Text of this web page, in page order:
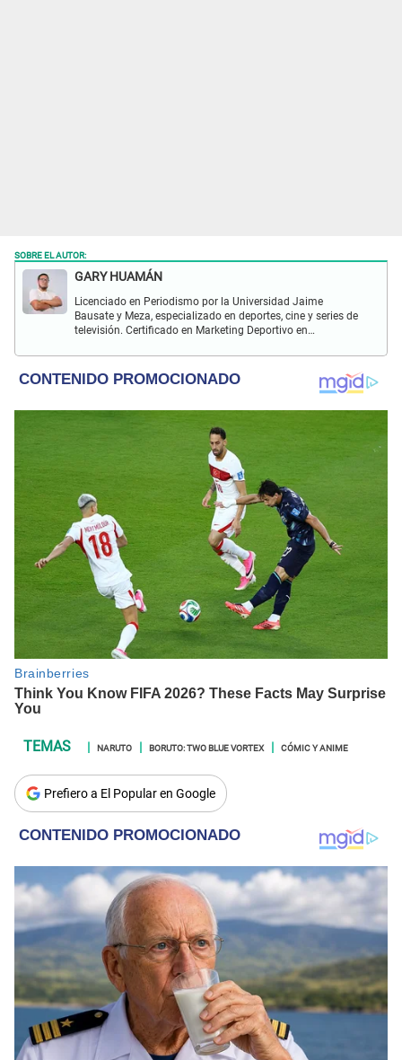
SOBRE EL AUTOR:
GARY HUAMÁN
Licenciado en Periodismo por la Universidad Jaime
Bausate y Meza, especializado en deportes, cine y series de
televisión. Certificado en Marketing Deportivo en
SEO durante más de 5 años.
NARUTO BORUTO: TWO BLUE VORTEX CÓMIC Y ANIME
Prefiero a El Popular en Google